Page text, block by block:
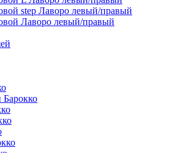
step Лаворо левый/правый
Лаворо левый/правый